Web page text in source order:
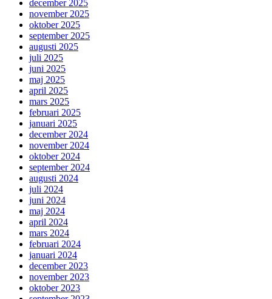
december 2025
november 2025
oktober 2025
september 2025
augusti 2025
juli 2025
juni 2025
maj 2025
april 2025
mars 2025
februari 2025
januari 2025
december 2024
november 2024
oktober 2024
september 2024
augusti 2024
juli 2024
juni 2024
maj 2024
april 2024
mars 2024
februari 2024
januari 2024
december 2023
november 2023
oktober 2023